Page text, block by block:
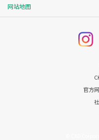
网站地图
官方